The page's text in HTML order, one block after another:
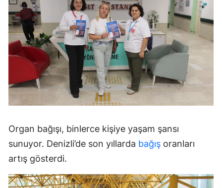
Organ bağışı, binlerce kişiye yaşam şansı
sunuyor. Denizli’de son yıllarda bağış oranları
artış gösterdi.